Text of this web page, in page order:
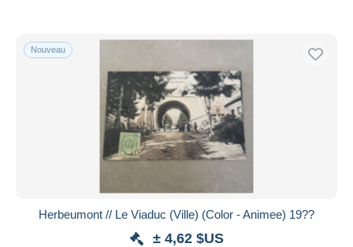
Nouveau
Herbeumont // Le Viaduc (Ville) (Color - Animee) 19??
± 4,62 $US